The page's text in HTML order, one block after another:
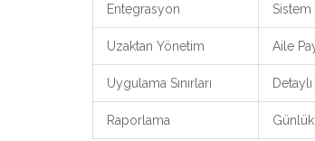
Entegrasyon Sistem
Uzaktan Yönetim Aile
Uygulama Sınırları
Raporlama